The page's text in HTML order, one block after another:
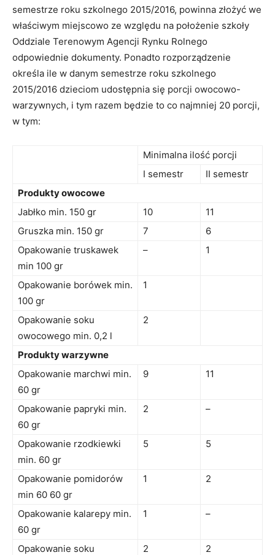
semestrze roku szkolnego 2015/2016, powinna złożyć we
właściwym miejscowo ze względu na położenie szkoły
Oddziale Terenowym Agencji Rynku Rolnego
odpowiednie dokumenty. Ponadto rozporządzenie
określa ile w danym semestrze roku szkolnego
2015/2016 dzieciom udostępnia się porcji owocowo-
warzywnych, i tym razem będzie to co najmniej 20 porcji,
w tym:
Minimalna ilość porcji
I semestr
II semestr
Produkty owocowe
Jabłko min. 150 gr
10
11
Gruszka min. 150 gr
7
6
Opakowanie truskawek
min 100 gr
– 1
Opakowanie borówek min.
100 gr
1
Opakowanie soku
owocowego min. 0,2 l
2
Produkty warzywne
Opakowanie marchwi min.
60 gr
9 11
Opakowanie papryki min.
60 gr
2 –
Opakowanie rzodkiewki
min. 60 gr
5 5
Opakowanie pomidorów
min 60 60 gr
1 2
Opakowanie kalarepy min.
60 gr
1 –
Opakowanie soku 2 2